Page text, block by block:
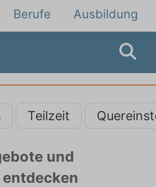
Berufe Ausbildung
Teilzeit
und